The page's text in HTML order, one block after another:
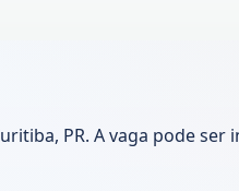
PR. A vaga pode